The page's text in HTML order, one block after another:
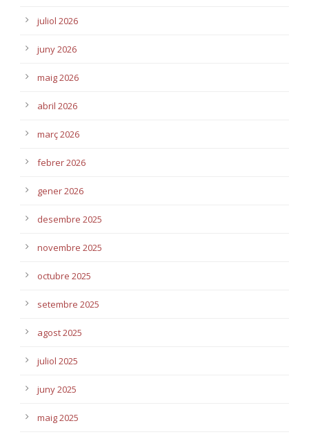
juliol 2026
juny 2026
maig 2026
abril 2026
març 2026
febrer 2026
gener 2026
desembre 2025
novembre 2025
octubre 2025
setembre 2025
agost 2025
juliol 2025
juny 2025
maig 2025